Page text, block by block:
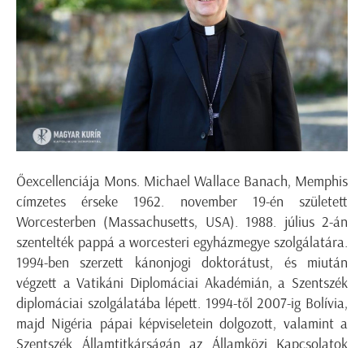
Őexcellenciája Mons. Michael Wallace Banach, Memphis
címzetes érseke 1962. november 19-én született
Worcesterben (Massachusetts, USA). 1988. július 2-án
szentelték pappá a worcesteri egyházmegye szolgálatára.
1994-ben szerzett kánonjogi doktorátust, és miután
végzett a Vatikáni Diplomáciai Akadémián, a Szentszék
diplomáciai szolgálatába lépett. 1994-től 2007-ig Bolívia,
majd Nigéria pápai képviseletein dolgozott, valamint a
Szentszék Államtitkárságán az Államközi Kapcsolatok